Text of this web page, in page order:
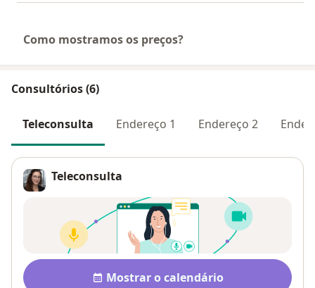
Como mostramos os preços?
Consultórios (6)
Teleconsulta Endereço 1 Endereço 2
Teleconsulta
Disponibilidade
Mostrar o calendário